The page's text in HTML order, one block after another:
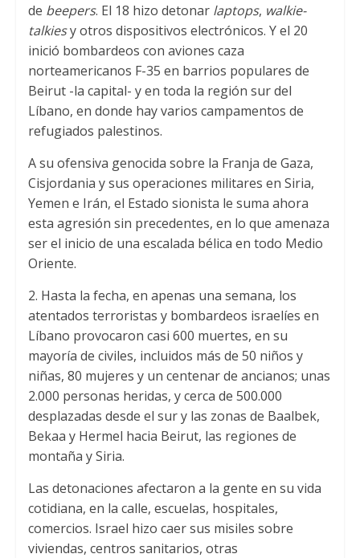
p
p
r
o
k
de beepers. El 18 hizo detonar laptops, walkie-
talkiesy otros dispositivos electrónicos. Y el 20
inició bombardeos con aviones caza
norteamericanos F-35 en barrios populares de
Beirut -la capital- y en toda la región sur del
Líbano, en donde hay varios campamentos de
refugiados palestinos.
A su ofensiva genocida sobre la Franja de Gaza,
Cisjordania y sus operaciones militares en Siria,
Yemen e Irán, el Estado sionista le suma ahora
esta agresión sin precedentes, en lo que amenaza
ser el inicio de una escalada bélica en todo Medio
Oriente.
2. Hasta la fecha, en apenas una semana, los
atentados terroristas y bombardeos israelíes en
Líbano provocaron casi 600 muertes, en su
mayoría de civiles, incluidos más de 50 niños y
niñas, 80 mujeres y un centenar de ancianos; unas
2.000 personas heridas, y cerca de 500.000
desplazadas desde el sur y las zonas de Baalbek,
Bekaa y Hermel hacia Beirut, las regiones de
montaña y Siria.
Las detonaciones afectaron a la gente en su vida
cotidiana, en la calle, escuelas, hospitales,
comercios. Israel hizo caer sus misiles sobre
viviendas, centros sanitarios, otras